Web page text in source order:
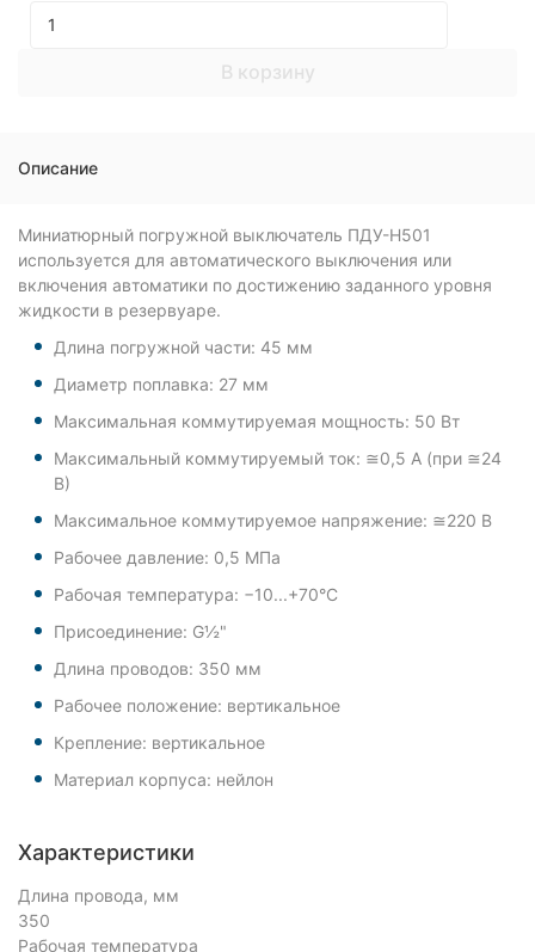
В корзину
Описание
Миниатюрный погружной выключатель ПДУ-Н501
используется для автоматического выключения или
включения автоматики по достижению заданного уровня
жидкости в резервуаре.
Длина погружной части: 45 мм
Диаметр поплавка: 27 мм
Максимальная коммутируемая мощность: 50 Вт
Максимальный коммутируемый ток: ≅0,5 А (при ≅24
В)
Максимальное коммутируемое напряжение: ≅220 В
Рабочее давление: 0,5 МПа
Рабочая температура: −10...+70°С
Присоединение: G½"
Длина проводов: 350 мм
Рабочее положение: вертикальное
Крепление: вертикальное
Материал корпуса: нейлон
Характеристики
Длина провода, мм
350
Рабочая температура